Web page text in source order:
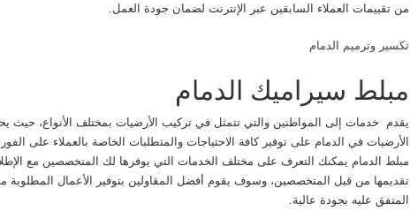
من تقييمات العملاء السابقين عبر الإنترنت لضمان جودة العمل.
تكسير وترميم الدمام
مبلط سيراميك الدمام
يقدم خدمات إلى المواطنين والتي تتمثل في تركيب الأرضيات بمختلف الأنواع،
الأرضيات في الدمام على توفير كافة الاحتياجات والمتطلبات الخاصة بالعملاء على
مبلط الدمام يمكنك التعرف على مختلف الخدمات التي يوفرها لك المتخصصين مع
تقديمها من قبل المتخصصين، وسوف يقوم أفضل المقاولين بتوفير الأعمال المطلوبة
المتفق عليه بجودة عالية.